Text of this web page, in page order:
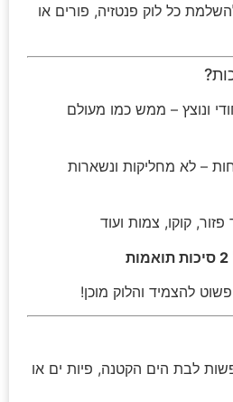
כל לוק פנטזיה, פורים או
ונוצץ – ממש כמו מעולם
– לא מחליקות ונשארות
קוקו, צמות ועוד
2 סיכות תואמות
להצמיד והלוק מוכן!
לבת הים הקטנה, פיות ים או